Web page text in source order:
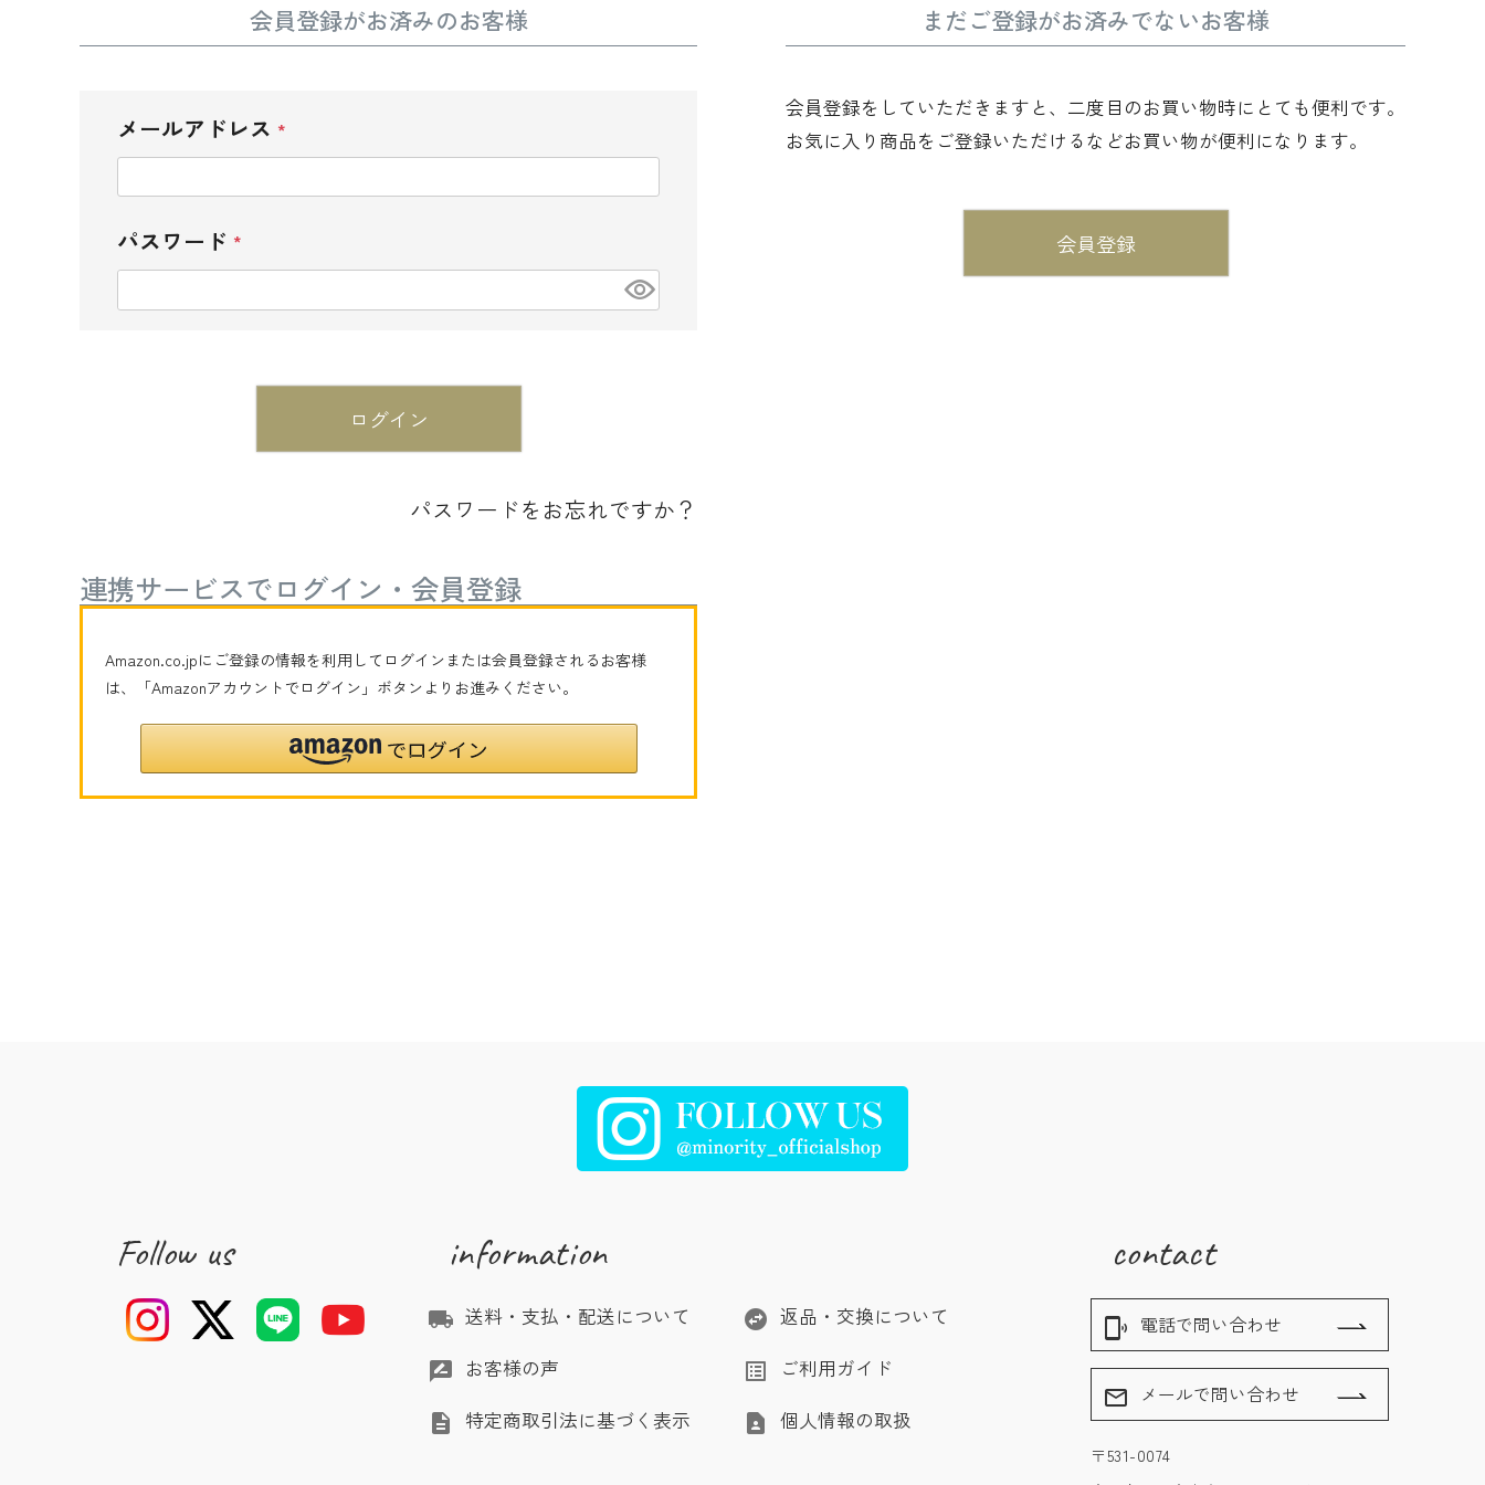
会員登録がお済みのお客様
メールアドレス
(必
須)
パスワード
(必
須)
ログイン
パスワードをお忘れですか？
連携サービスでログイン・会員登録
Amazon.co.jpにご登録の情報を利用してログインまたは会員登録されるお客様
は、「Amazonアカウントでログイン」ボタンよりお進みください。
まだご登録がお済みでないお客様
会員登録をしていただきますと、二度目のお買い物時にとても便利です。
お気に入り商品をご登録いただけるなどお買い物が便利になります。
会員登録
Follow us information
local_shipping 送料・支払・配送について swap_horizontal_circle 返品・交換について
rate_review お客様の声 list_alt ご利用ガイド
description 特定商取引法に基づく表示 contact_page 個人情報の取扱
contact
phonelink_ring 電話で問い合わせ
mail_outline メールで問い合わせ
〒531-0074